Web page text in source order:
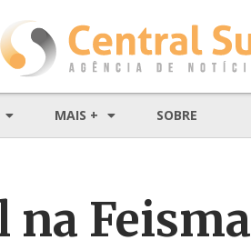
MAIS + SOBRE
Feisma